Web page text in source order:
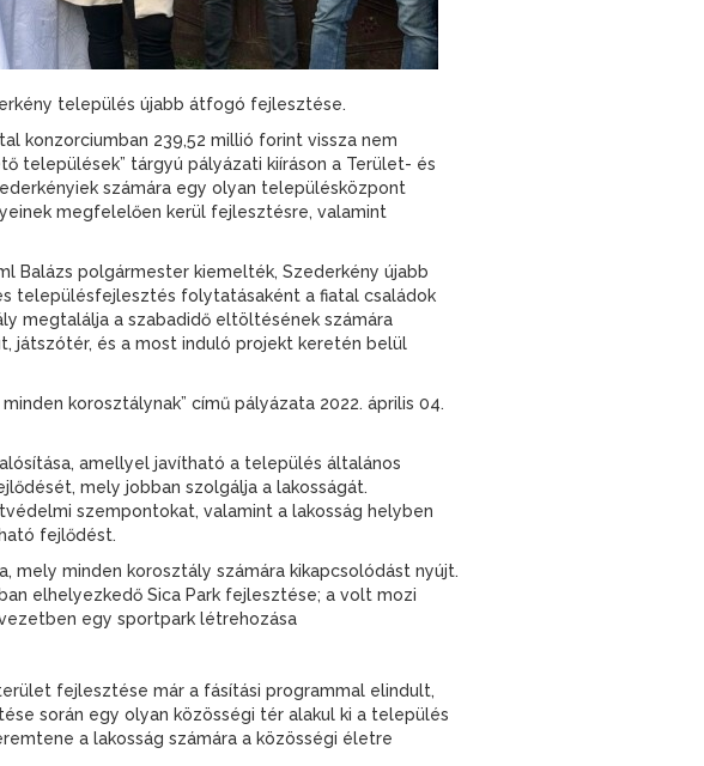
település újabb átfogó fejlesztése.
konzorciumban 239,52 millió forint vissza nem
települések” tárgyú pályázati kiíráson a Terület- és
számára egy olyan településközpont
megfelelően kerül fejlesztésre, valamint
Balázs polgármester kiemelték, Szederkény újabb
településfejlesztés folytatásaként a fiatal családok
megtalálja a szabadidő eltöltésének számára
játszótér, és a most induló projekt keretén belül
korosztálynak” című pályázata 2022. április 04.
amellyel javítható a település általános
mely jobban szolgálja a lakosságát.
szempontokat, valamint a lakosság helyben
fejlődést.
mely minden korosztály számára kikapcsolódást nyújt.
elhelyezkedő Sica Park fejlesztése; a volt mozi
egy sportpark létrehozása
fejlesztése már a fásítási programmal elindult,
során egy olyan közösségi tér alakul ki a település
a lakosság számára a közösségi életre